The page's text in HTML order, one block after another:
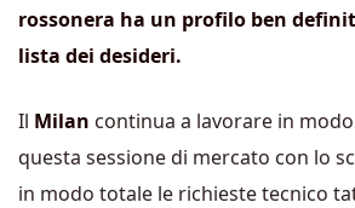
rossonera ha un profilo ben
lista dei desideri.
Il Milan continua a lavorare in
questa sessione di mercato con lo
in modo totale le richieste tecnico